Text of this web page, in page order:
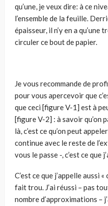
qu’une, je veux dire: à ce
l’ensemble de la feuille.
épaisseur, il n’y en a qu’une
circuler ce bout de papier.
Je vous recommande de
pour vous aper­cevoir que
que ceci [figure V-1] est à
[figure V-2] : à savoir qu’on
là, c’est ce qu’on peut
continue avec le reste de
vous le passe -, c’est ce que
C’est ce que j’appelle aussi
fait trou. J’ai réussi – pas
nombre d’approxima­tions –